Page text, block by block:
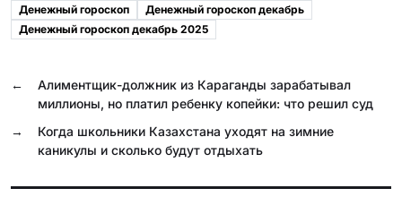
e
b
o
k
e
g
a
m
e
r
t
p
p
o
a
s
s
i
l
u
Денежный гороскоп
Денежный гороскоп декабрь
Денежный гороскоп декабрь 2025
←
Алиментщик-должник из Караганды зарабатывал
миллионы, но платил ребенку копейки: что решил суд
→
Когда школьники Казахстана уходят на зимние
каникулы и сколько будут отдыхать